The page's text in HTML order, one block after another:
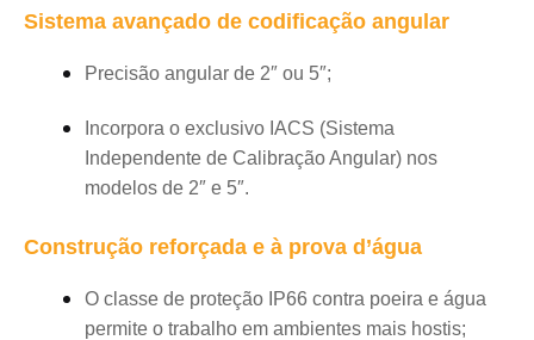
Sistema avançado de codificação angular
Precisão angular de 2″ ou 5″;
Incorpora o exclusivo IACS (Sistema
Independente de Calibração Angular) nos
modelos de 2″ e 5″.
Construção reforçada e à prova d’água
O classe de proteção IP66 contra poeira e água
permite o trabalho em ambientes mais hostis;